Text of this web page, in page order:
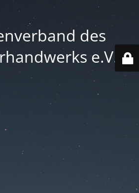
des
e.V.